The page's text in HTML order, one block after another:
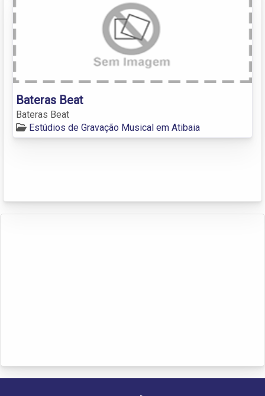
Bateras Beat
Bateras Beat
Estúdios de Gravação Musical em Atibaia